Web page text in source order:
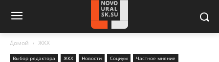
Домой ЖКХ
Выбор редактора ЖКХ Новости Социум Частное мнение